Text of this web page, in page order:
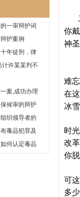
一审辩护词
护案例
年徒刑，律
许某某判不
案,成功办理
候审的辩护
织领导者的
毒品犯罪及
何认定毒品
你
神
法
难忘
在
冰
时
改
你
可
多